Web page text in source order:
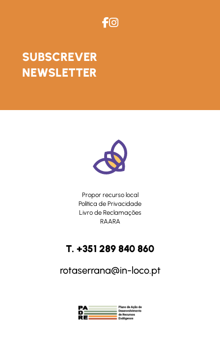
SUBSCREVER
NEWSLETTER
Propor recurso local
Política de Privacidade
Livro de Reclamações
RAARA
T. +351 289 840 860
rotaserrana@in-loco.pt